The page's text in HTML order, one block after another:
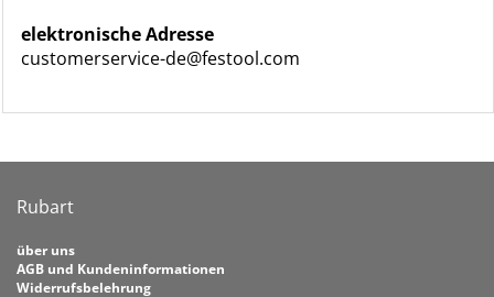
elektronische Adresse
customerservice-de@festool.com
Rubart
über uns
AGB und Kundeninformationen
Widerrufsbelehrung